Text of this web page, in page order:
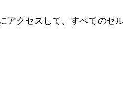
クセスして、すべてのセ